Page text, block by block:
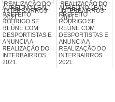
AURELINO LEAL:
PREFEITO
RODRIGO SE
REÚNE COM
DESPORTISTAS E
ANUNCIA A
REALIZAÇÃO DO
INTERBAIRROS
2021.
AURELINO LEAL:
PREFEITO
RODRIGO SE
REÚNE COM
DESPORTISTAS E
ANUNCIA A
REALIZAÇÃO DO
INTERBAIRROS
2021.